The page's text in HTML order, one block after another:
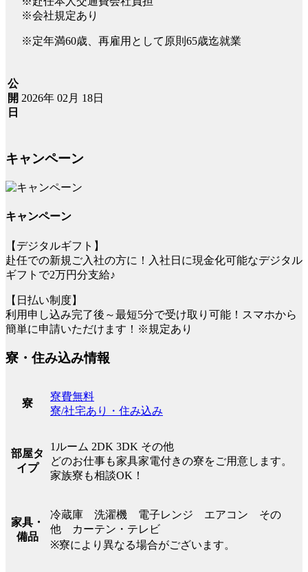
※会社規定あり
※定年満60歳、再雇用として原則65歳迄就業
公
開
日
2026年 02月 18日
キャンペーン
キャンペーン
【デジタルギフト】
赴任での新規ご入社の方に！入社日に現金化可能なデジタル
ギフトで2万円分支給♪
【日払い制度】
利用申し込み完了後～最短5分で受け取り可能！スマホから
簡単に申請いただけます！※規定あり
寮・住み込み情報
寮
寮費無料
寮/社宅あり・住み込み
部屋タ
イプ
1ルーム 2DK 3DK その他
どのお仕事も家具家電付きの寮をご用意します。
家族寮も相談OK！
家具・
備品
冷蔵庫 洗濯機 電子レンジ エアコン その
他 カーテン・テレビ
※寮により異なる場合がございます。